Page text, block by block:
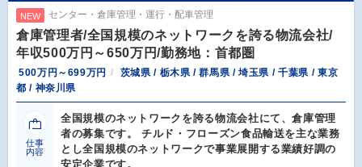
NEW センター・倉庫管理・運行・配車管理
倉庫管理者/全国規模のネットワークを誇る物流会社/
年収500万円～650万円/勤務地：首都圏
500万円～699万円
茨城県 / 栃木県 / 群馬県 / 埼玉県 / 千葉県 / 東京
都 / 神奈川県
仕事
内容
全国規模のネットワークを誇る物流会社にて、倉庫管理
者の募集です。 チルド・フローズン食品輸送を主な業務
とし全国規模のネットワークで事業展開する業績好調の
安定企業です。